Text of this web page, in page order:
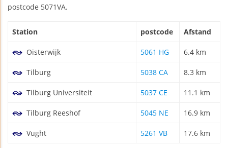
postcode 5071VA.
Station postcode Afstand
Oisterwijk 5061 HG 6.4 km
Tilburg 5038 CA 8.3 km
Tilburg Universiteit 5037 CE 11.1 km
Tilburg Reeshof 5045 NE 16.9 km
Vught 5261 VB 17.6 km